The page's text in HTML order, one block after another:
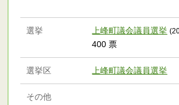
選挙 上峰町議会議員選挙
400 票
選挙区 上峰町議会議員選挙
その他